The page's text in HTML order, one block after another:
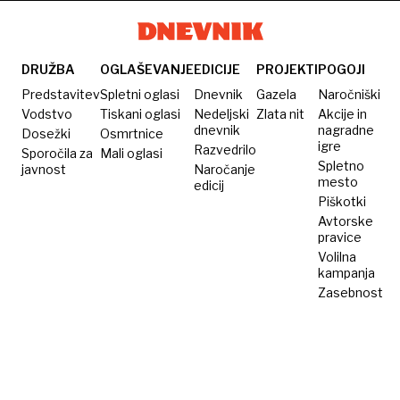
na odru
protestnike,
nekdanji
predsednik
poziva
na ulice
DRUŽBA
Predstavitev
Vodstvo
Dosežki
Sporočila za
javnost
OGLAŠEVANJE
Spletni oglasi
Tiskani oglasi
Osmrtnice
Mali oglasi
EDICIJE
Dnevnik
Nedeljski
dnevnik
Razvedrilo
Naročanje
edicij
PROJEKTI
Gazela
Zlata nit
POGOJI
Naročniški
Akcije in
nagradne
igre
Spletno
mesto
Piškotki
Avtorske
pravice
Volilna
kampanja
Zasebnost